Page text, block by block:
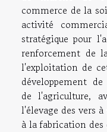
commerce de la
activité
stratégique pour
renforcement de
l'exploitation de
développement
de l'agriculture,
l'élevage des vers
à la fabrication